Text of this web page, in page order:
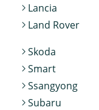
Lancia
Land Rover
Skoda
Smart
Ssangyong
Subaru